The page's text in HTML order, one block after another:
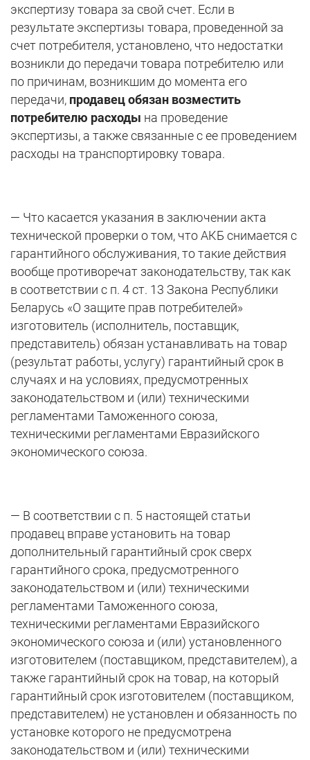
экспертизу товара за свой счет. Если в
результате экспертизы товара, проведенной за
счет потребителя, установлено, что недостатки
возникли до передачи товара потребителю или
по причинам, возникшим до момента его
передачи, продавец обязан возместить
потребителю расходы на проведение
экспертизы, а также связанные с ее проведением
расходы на транспортировку товара.
— Что касается указания в заключении акта
технической проверки о том, что АКБ снимается с
гарантийного обслуживания, то такие действия
вообще противоречат законодательству, так как
в соответствии с п. 4 ст. 13 Закона Республики
Беларусь «О защите прав потребителей»
изготовитель (исполнитель, поставщик,
представитель) обязан устанавливать на товар
(результат работы, услугу) гарантийный срок в
случаях и на условиях, предусмотренных
законодательством и (или) техническими
регламентами Таможенного союза,
техническими регламентами Евразийского
экономического союза.
— В соответствии с п. 5 настоящей статьи
продавец вправе установить на товар
дополнительный гарантийный срок сверх
гарантийного срока, предусмотренного
законодательством и (или) техническими
регламентами Таможенного союза,
техническими регламентами Евразийского
экономического союза и (или) установленного
изготовителем (поставщиком, представителем), а
также гарантийный срок на товар, на который
гарантийный срок изготовителем (поставщиком,
представителем) не установлен и обязанность по
установке которого не предусмотрена
законодательством и (или) техническими